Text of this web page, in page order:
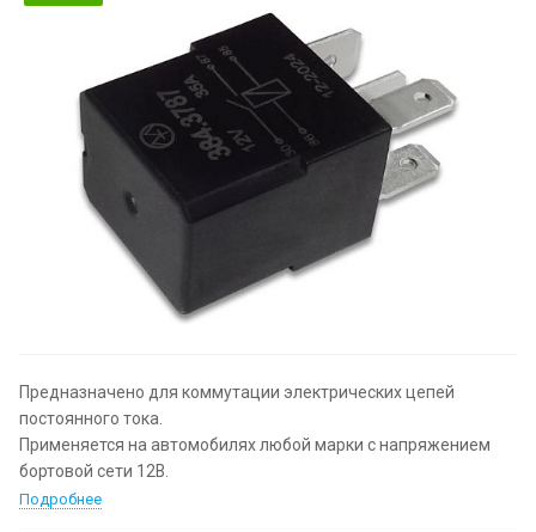
Предназначено для коммутации электрических цепей
постоянного тока.
Применяется на автомобилях любой марки с напряжением
бортовой сети 12В.
Подробнее